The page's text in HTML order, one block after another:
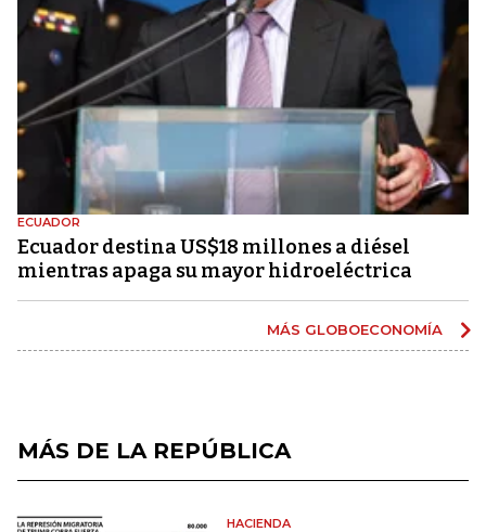
ECUADOR
Ecuador destina US$18 millones a diésel
mientras apaga su mayor hidroeléctrica
MÁS GLOBOECONOMÍA
MÁS DE LA REPÚBLICA
HACIENDA